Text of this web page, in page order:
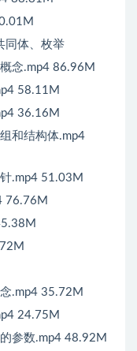
同体、枚举
念.mp4 86.96M
58.11M
36.16M
和结构体.mp4
.mp4 51.03M
76.76M
.mp4 35.72M
24.75M
参数.mp4 48.92M